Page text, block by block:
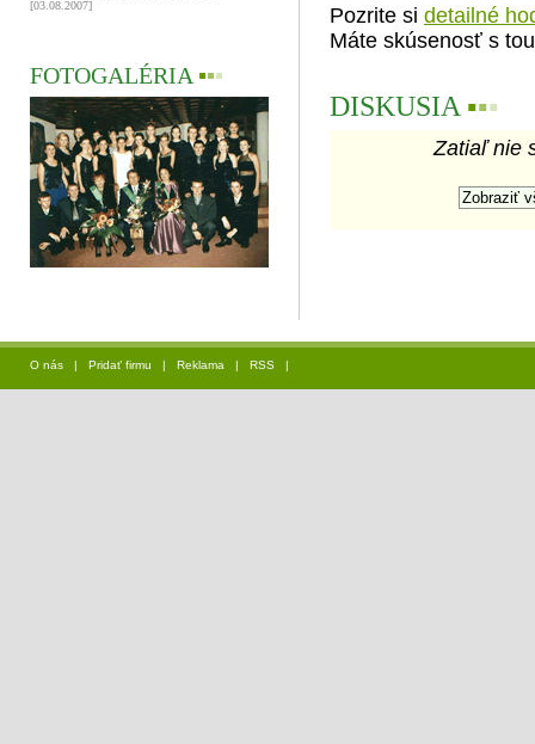
[03.08.2007]
FOTOGALÉRIA ▪▪▪
Pozrite si detailné
Máte skúsenosť s
DISKUSIA ▪▪▪
Zatiaľ nie
O nás | Pridať firmu | Reklama | RSS |